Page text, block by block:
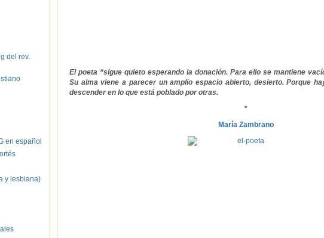
El poeta “sigue quieto esperando la donación. Para ello se mantiene
Su alma viene a parecer un amplio espacio abierto, desierto. Porque
descender en lo que está poblado por otras.
*
María Zambrano
del rev.
en español
y lesbiana)